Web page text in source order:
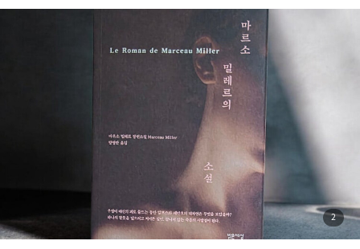
본을 읽으시면 훨씬 즐겁게 완독하실 수 있을 겁니다.거기에 아름다
운 삽화는 덤입니다^^ #일리아스 #호메로스 #더숲
어간다. 베스트셀러 작가인 마르소는 아내 사라, 딸 에르미온, 아들
방자맹과 오랜 친구인 롤랭, 카렌, 알렉시등과 평화롭고 아름다운
레만호와 알프스산맥의 자연 속에서 평화롭게 살아간다.그의 원고
마감을 축하하는 작은 파티가 열리고 마르소는 사라진다.그리고 추
락사한 모습으로 발견된다. 평소에도 암벽등반을 즐기던 마르소는
아무런 장비도 갖추지 않고 맨손 등반을 즐겼다.그러기에 그의 추락
은 사고사로 결론 난다. 하지만 그의 죽음 이후 HSBC 은행으로부터
사라, 롤랭, 알렉시에게 편지가 도착한다.마르소가 보낸 편지엔 그
가 수십 년간 감추고 있었던 이야기를 소설로 썼으며 안전금고에 돈
과 원고가 있을 거라는 내용이다. 사라는 은행을 찾아가고, 사라보
다 먼저 도착해있던 롤랭과 알렉시를 본다.안전금고엔 거액의 돈이
있었지만 마르소의 원고는 없다. 나는 이제 곧 내가 발견하게 될 그
무엇, 우리 세 사람이 찾아내게 될 그것이 너무 두려워. 그러니까 당
첨
부
사
2